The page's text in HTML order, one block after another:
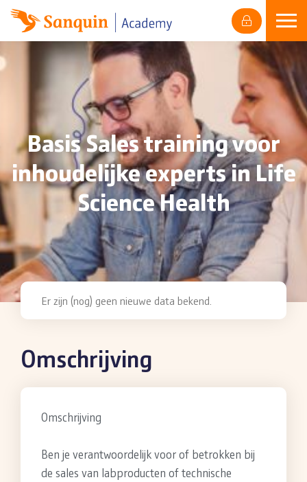
naar
Basis Sales training voor
inhoudelijke experts in Life
Science Health
Er zijn (nog) geen nieuwe data bekend.
Omschrijving
Omschrijving
Ben je verantwoordelijk voor of betrokken bij
de sales van labproducten of technische